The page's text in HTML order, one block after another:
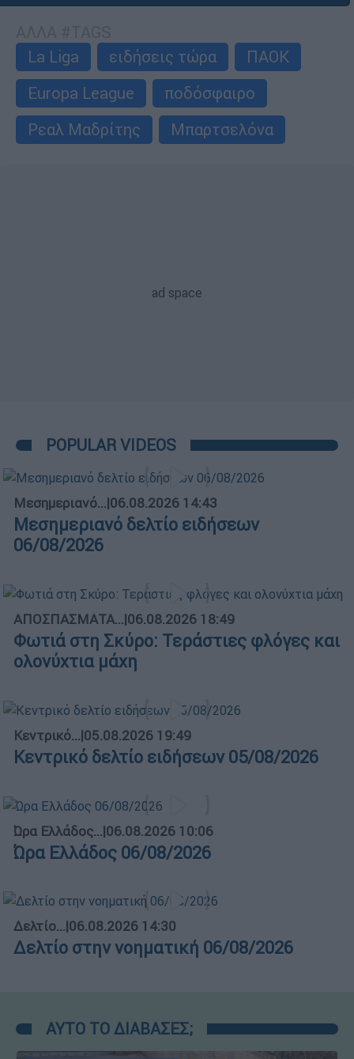
La Liga
ειδήσεις τώρα
ΠΑΟΚ
Europa League
ποδόσφαιρο
Ρεαλ Μαδρίτης
Μπαρτσελόνα
POPULAR VIDEOS
Μεσημεριανό...|06.08.2026 14:43
Μεσημεριανό δελτίο ειδήσεων
06/08/2026
ΑΠΟΣΠΑΣΜΑΤΑ...|06.08.2026 18:49
Φωτιά στη Σκύρο: Τεράστιες φλόγες και
ολονύχτια μάχη
Κεντρικό...|05.08.2026 19:49
Κεντρικό δελτίο ειδήσεων 05/08/2026
Ώρα Ελλάδος...|06.08.2026 10:06
Ώρα Ελλάδος 06/08/2026
Δελτίο...|06.08.2026 14:30
Δελτίο στην νοηματική 06/08/2026
ΑΥΤΟ ΤΟ ΔΙΑΒΑΣΕΣ;